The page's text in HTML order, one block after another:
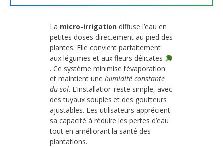
La micro-irrigation diffuse l’eau en
petites doses directement au pied des
plantes. Elle convient parfaitement
aux légumes et aux fleurs délicates
. Ce système minimise l’évaporation
et maintient une humidité constante
du sol. L’installation reste simple, avec
des tuyaux souples et des goutteurs
ajustables. Les utilisateurs apprécient
sa capacité à réduire les pertes d’eau
tout en améliorant la santé des
plantations.